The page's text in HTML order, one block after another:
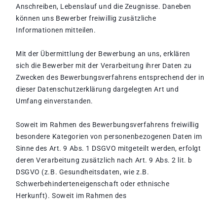
Anschreiben, Lebenslauf und die Zeugnisse. Daneben
können uns Bewerber freiwillig zusätzliche
Informationen mitteilen.
Mit der Übermittlung der Bewerbung an uns, erklären
sich die Bewerber mit der Verarbeitung ihrer Daten zu
Zwecken des Bewerbungsverfahrens entsprechend der in
dieser Datenschutzerklärung dargelegten Art und
Umfang einverstanden.
Soweit im Rahmen des Bewerbungsverfahrens freiwillig
besondere Kategorien von personenbezogenen Daten im
Sinne des Art. 9 Abs. 1 DSGVO mitgeteilt werden, erfolgt
deren Verarbeitung zusätzlich nach Art. 9 Abs. 2 lit. b
DSGVO (z.B. Gesundheitsdaten, wie z.B.
Schwerbehinderteneigenschaft oder ethnische
Herkunft). Soweit im Rahmen des